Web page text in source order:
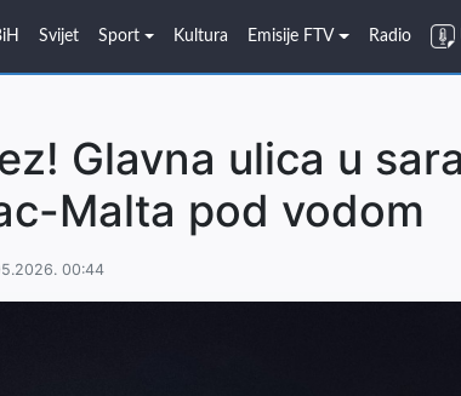
Svijet Sport Kultura Emisije FTV Radio
Glavna ulica u
Malta pod vodom
00:44